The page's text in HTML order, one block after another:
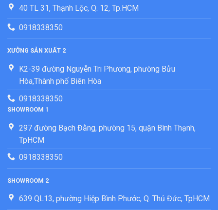
40 TL 31, Thạnh Lộc, Q. 12, Tp.HCM
0918338350
XƯỞNG SẢN XUẤT 2
K2-39 đường Nguyễn Tri Phương, phường Bửu
Hòa,Thành phố Biên Hòa
0918338350
SHOWROOM 1
297 đường Bạch Đằng, phường 15, quận Bình Thạnh,
TpHCM
0918338350
SHOWROOM 2
639 QL13, phường Hiệp Bình Phước, Q. Thủ Đức, TpHCM